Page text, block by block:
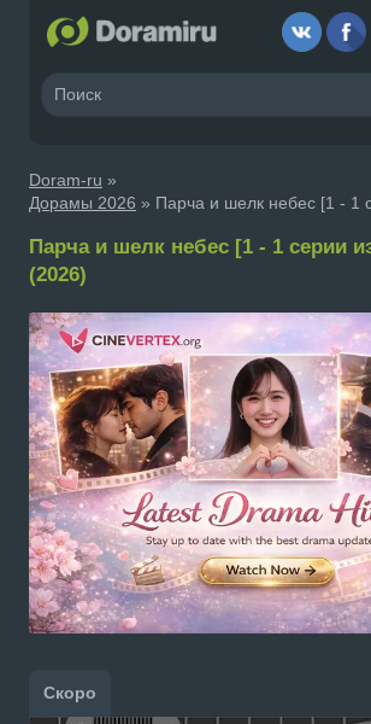
Doram-ru »
Дорамы 2026 » Парча и шелк небес [1 - 1
Парча и шелк небес [1 - 1 серии
(2026)
Скоро